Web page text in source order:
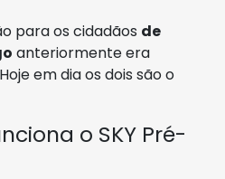
para os cidadãos de
anteriormente era
em dia os dois são o
o SKY Pré-